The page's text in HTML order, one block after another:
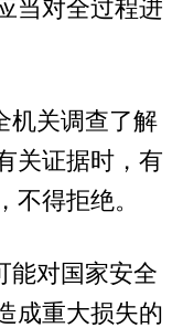
当对全过程进
关调查了解
关证据时，有
不得拒绝。
对国家安全
成重大损失的